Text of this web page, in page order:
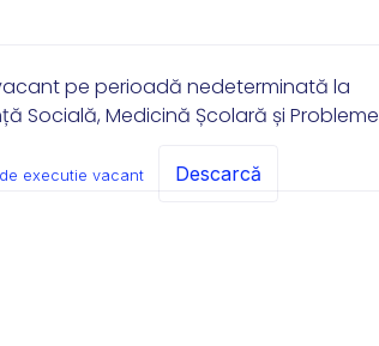
pe perioadă nedeterminată la
Socială, Medicină Școlară și Probleme
executie vacant Descarcă